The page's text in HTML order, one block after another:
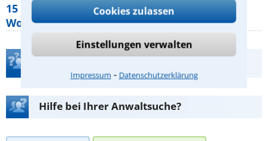
Cookies zulassen
Einstellungen verwalten
Impressum ⁃ Datenschutzerklärung
15 elementare Rechte, die jeder
Wohnungseigentümer kennen sollte
Hilfe bei Ihrer Anwaltsuche?